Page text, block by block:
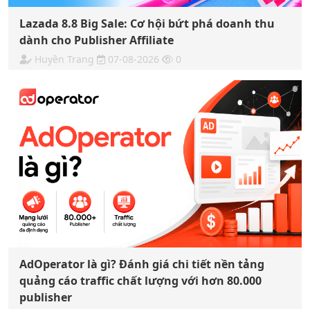
Lazada 8.8 Big Sale: Cơ hội bứt phá doanh thu
dành cho Publisher Affiliate
Huyền Trang 07-08-2026 0
AdOperator là gì? Đánh giá chi tiết nền tảng
quảng cáo traffic chất lượng với hơn 80.000
publisher